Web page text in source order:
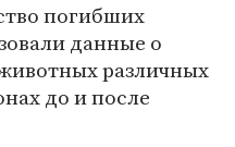
погибших
данные о
различных
до и после